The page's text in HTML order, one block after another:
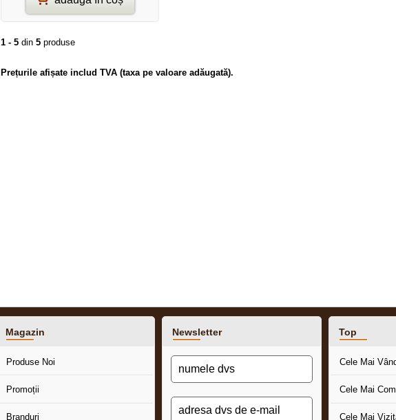
1 - 5 din 5 produse
Prețurile afișate includ TVA (taxa pe valoare adăugată).
Magazin
Produse Noi
Promoții
Branduri
Newsletter Top
Cele Mai
Cele Mai
Cele Mai